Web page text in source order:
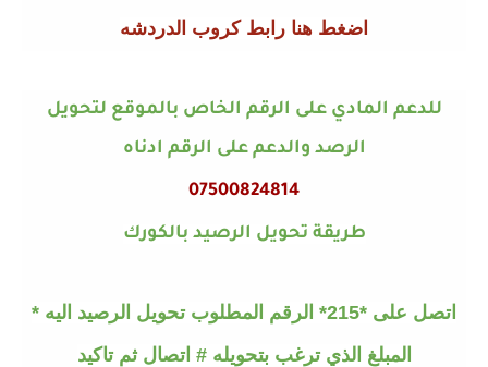
اضغط هنا رابط كروب الدردشه
للدعم المادي على الرقم الخاص بالموقع لتحويل
الرصد والدعم على الرقم ادناه
07500824814
طريقة تحويل الرصيد بالكورك
اتصل على *215* الرقم المطلوب تحويل الرصيد اليه *
المبلغ الذي ترغب بتحويله # اتصال ثم تاكيد